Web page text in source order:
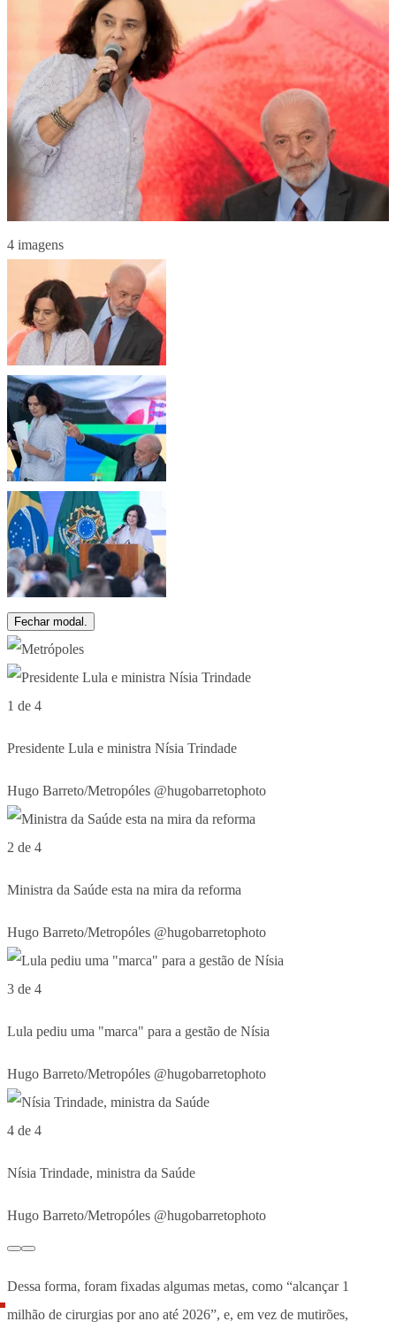
4 imagens
Fechar modal.
1 de 4
Presidente Lula e ministra Nísia Trindade
Hugo Barreto/Metropóles @hugobarretophoto
2 de 4
Ministra da Saúde esta na mira da reforma
Hugo Barreto/Metropóles @hugobarretophoto
3 de 4
Lula pediu uma "marca" para a gestão de Nísia
Hugo Barreto/Metropóles @hugobarretophoto
4 de 4
Nísia Trindade, ministra da Saúde
Hugo Barreto/Metropóles @hugobarretophoto
Dessa forma, foram fixadas algumas metas, como “alcançar 1
milhão de cirurgias por ano até 2026”, e, em vez de mutirões,